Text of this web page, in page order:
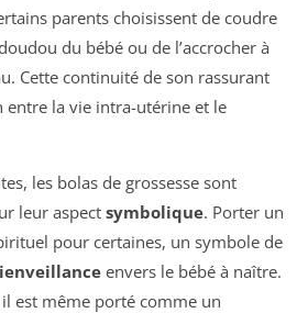
parents choisissent de coudre
du bébé ou de l’accrocher à
Cette continuité de son rassurant
la vie intra-utérine et le
les bolas de grossesse sont
leur aspect symbolique. Porter un
pour certaines, un symbole de
envers le bébé à naître.
est même porté comme un